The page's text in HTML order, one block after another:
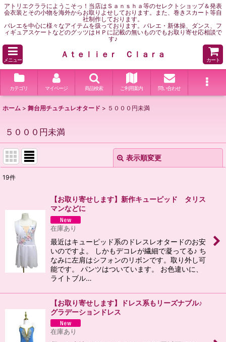
アトリエクララにようこそっ！当店はＳａｎｓｈａ等のセレクトショップ＆発表
会衣装とその小物を海外からお取りよせしております。また、巻きスカート等自
社制作しております。
バレエを中心に様々なアイテムを扱っております。バレエ・新体操、ダンス、フ
ィギュアスケートなどのグッツはＨＰに記載の無いものでもお取り寄せ応相談で
す♪
メニュー
Ａｔｅｌｉｅｒ Ｃｌａｒａ
カート
カテゴリ マイページ 商品検索 ご利用案内 問い合わせ
ホーム > 舞台用チュチュレオタード > ５０００円未満
５０００円未満
表示順変更
並び順
絞り込む
19件
【お取り寄せします】新作キューピッド タリス
マンなどに
在庫あり
最近はキューピッド系のドレスレオタードのお安
いのですよ。 しかもデコレが繊細で凝ってる♪ ち
なみに左肩はシフォンのリボンです。取り外し可
能です。 パンツはついています。 お色違いに、
ライトブル…
【お取り寄せします】ドレス系もリーズナブル♪
グラデーションドレス
在庫あり